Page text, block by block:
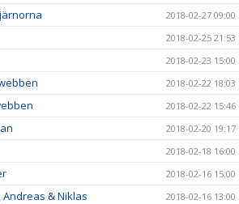
2018-02-27 09:00
2018-02-25 21:53
2018-02-23 15:00
2018-02-22 18:03
2018-02-22 15:46
2018-02-20 19:17
2018-02-18 16:00
2018-02-16 15:00
Andreas & Niklas 2018-02-16 13:00